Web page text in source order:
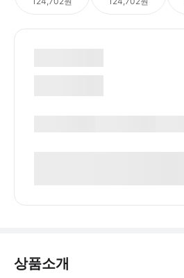
상품소개